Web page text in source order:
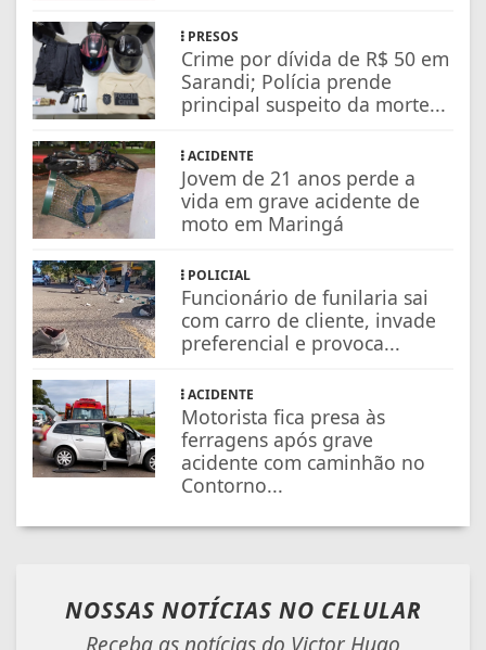
PRESOS
Crime por dívida de R$ 50 em
Sarandi; Polícia prende
principal suspeito da morte...
ACIDENTE
Jovem de 21 anos perde a
vida em grave acidente de
moto em Maringá
POLICIAL
Funcionário de funilaria sai
com carro de cliente, invade
preferencial e provoca...
ACIDENTE
Motorista fica presa às
ferragens após grave
acidente com caminhão no
Contorno...
NOSSAS NOTÍCIAS NO CELULAR